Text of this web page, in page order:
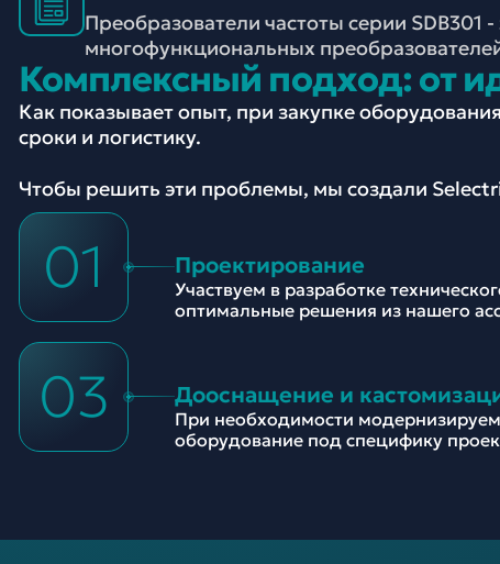
Преобразователи частоты серии
многофункциональных
Комплексный подход: от
Как показывает опыт, при закупке
сроки и логистику.
Чтобы решить эти проблемы, мы создали
01 Проектирование
Участвуем в разработке
оптимальные решения из нашего
03 Дооснащение и
При необходимости
оборудование под специфику